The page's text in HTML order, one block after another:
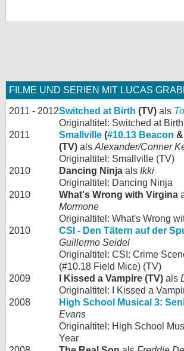
FILME UND SERIEN MIT LUCAS
2011 - 2012Switched at Birth (TV) als
Originaltitel: Switched at
2011
Smallville (#10.13 Beacon &
(TV) als Alexander/Conner
Originaltitel: Smallville (TV)
2010
Dancing Ninja als Ikki
Originaltitel: Dancing Ninja
2010
What's Wrong with Virgina
Mormone
Originaltitel: What's Wrong
2010
CSI - Den Tätern auf der
Guillermo Seidel
Originaltitel: CSI: Crime
(#10.18 Field Mice) (TV)
2009
I Kissed a Vampire (TV) als
Originaltitel: I Kissed a
2008
High School Musical 3:
Evans
Originaltitel: High School
Year